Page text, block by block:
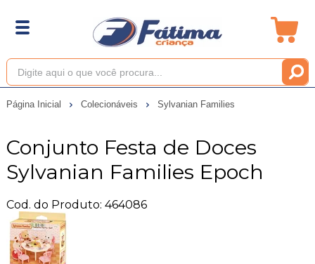
Página Inicial Colecionáveis Sylvanian Families
Conjunto Festa de Doces
Sylvanian Families Epoch
Cod. do Produto: 464086